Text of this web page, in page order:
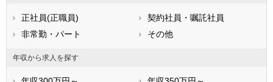
鹿児島県
正社員(正職員)
契約社員・嘱託社員
非常勤・パート
その他
年収から求人を探す